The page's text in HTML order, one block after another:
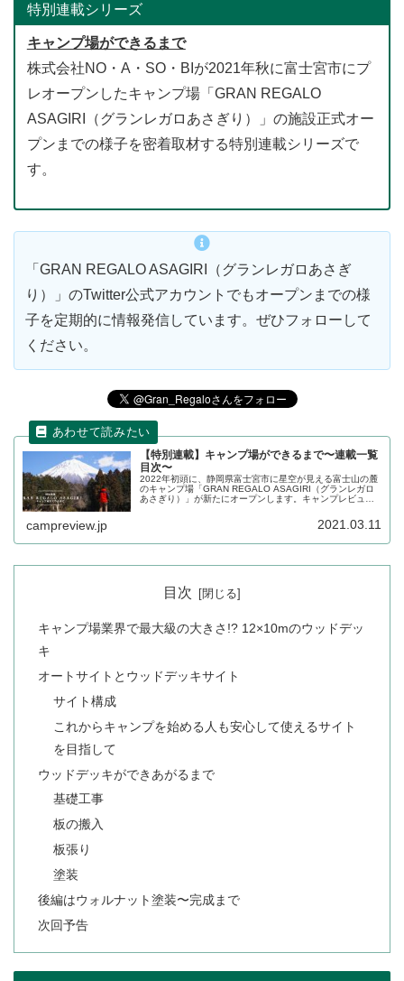
特別連載シリーズ
キャンプ場ができるまで
株式会社NO・A・SO・BIが2021年秋に富士宮市にプ
レオープンしたキャンプ場「GRAN REGALO
ASAGIRI（グランレガロあさぎり）」の施設正式オー
プンまでの様子を密着取材する特別連載シリーズで
す。
「GRAN REGALO ASAGIRI（グランレガロあさぎ
り）」のTwitter公式アカウントでもオープンまでの様
子を定期的に情報発信しています。ぜひフォローして
ください。
【特別連載】キャンプ場ができるまで〜連載一覧
目次〜
2022年初頭に、静岡県富士宮市に星空が見える富士山の麓
のキャンプ場「GRAN REGALO ASAGIRI（グランレガロ
あさぎり）」が新たにオープンします。キャンプレビュー
させていただくことになりました。こちらのページは、全
コンテンツを一覧化した目次ページとなります。
campreview.jp 2021.03.11
目次
キャンプ場業界で最大級の大きさ!? 12×10mのウッドデッ
キ
オートサイトとウッドデッキサイト
サイト構成
これからキャンプを始める人も安心して使えるサイト
を目指して
ウッドデッキができあがるまで
基礎工事
板の搬入
板張り
塗装
後編はウォルナット塗装〜完成まで
次回予告